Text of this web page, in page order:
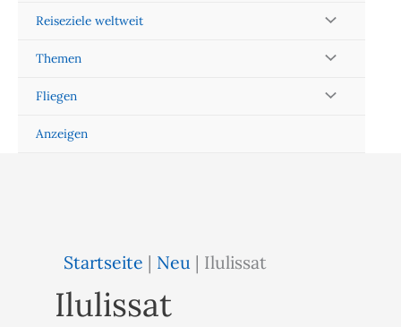
Reiseziele weltweit
Themen
Fliegen
Anzeigen
Startseite | Neu | Ilulissat
Ilulissat